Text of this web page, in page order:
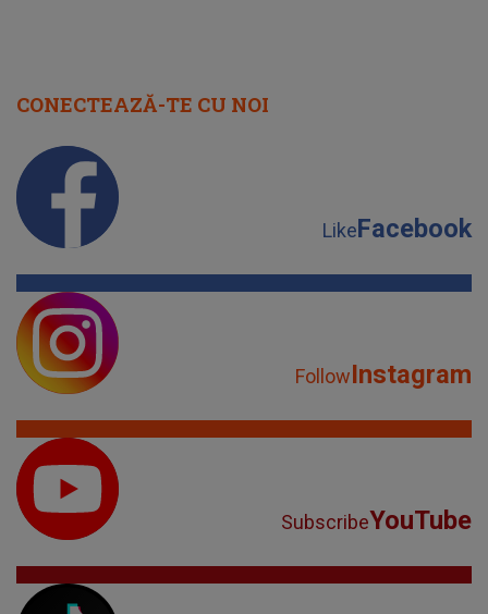
CONECTEAZĂ-TE CU NOI
LikeFacebook
FollowInstagram
SubscribeYouTube